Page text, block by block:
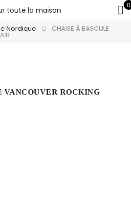
0
Nordique CHAISE À BASCULE
VANCOUVER ROCKING